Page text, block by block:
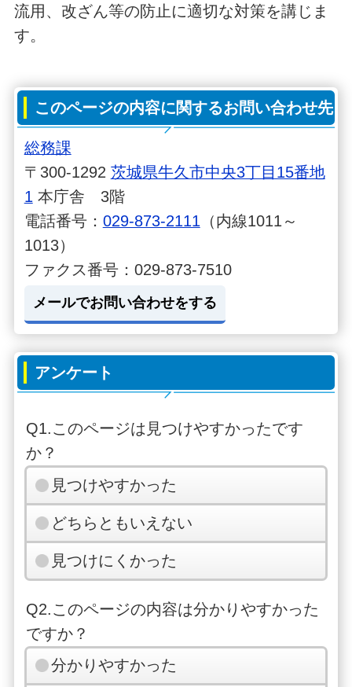
流用、改ざん等の防止に適切な対策を講じま
す。
このページの内容に関するお問い合わせ先
総務課
〒300-1292 茨城県牛久市中央3丁目15番地
1 本庁舎 3階
電話番号： 029-873-2111 （内線1011～
1013）
ファクス番号：029-873-7510
メールでお問い合わせをする
アンケート
Q1.このページは見つけやすかったです
か？
見つけやすかった
どちらともいえない
見つけにくかった
Q2.このページの内容は分かりやすかった
ですか？
分かりやすかった